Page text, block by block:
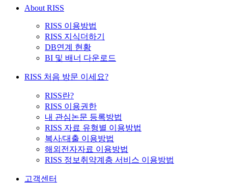
About RISS
RISS 이용방법
RISS 지식더하기
DB연계 현황
BI 및 배너 다운로드
RISS 처음 방문 이세요?
RISS란?
RISS 이용권한
내 관심논문 등록방법
RISS 자료 유형별 이용방법
복사/대출 이용방법
해외전자자료 이용방법
RISS 정보취약계층 서비스 이용방법
고객센터